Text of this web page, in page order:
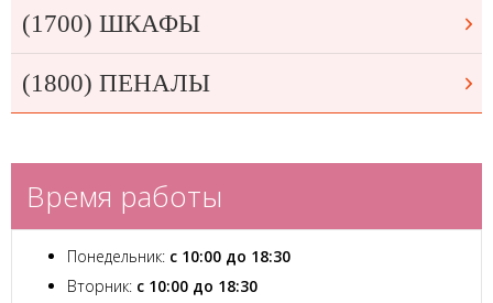
(1700) ШКАФЫ
(1800) ПЕНАЛЫ
Время работы
Понедельник: с 10:00 до 18:30
Вторник: с 10:00 до 18:30